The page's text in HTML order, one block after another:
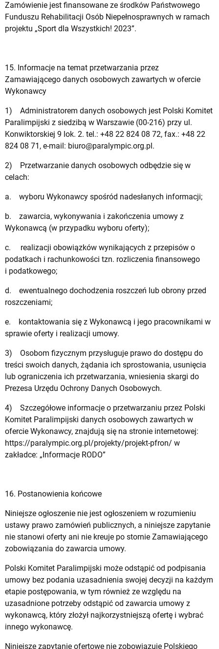
Zamówienie jest finansowane ze środków Państwowego
Funduszu Rehabilitacji Osób Niepełnosprawnych w ramach
projektu „Sport dla Wszystkich! 2023”.
15. Informacje na temat przetwarzania przez
Zamawiającego danych osobowych zawartych w ofercie
Wykonawcy
1) Administratorem danych osobowych jest Polski Komitet
Paralimpijski z siedzibą w Warszawie (00-216) przy ul.
Konwiktorskiej 9 lok. 2. tel.: +48 22 824 08 72, fax.: +48 22
824 08 71, e-mail: biuro@paralympic.org.pl.
2) Przetwarzanie danych osobowych odbędzie się w
celach:
a. wyboru Wykonawcy spośród nadesłanych informacji;
b. zawarcia, wykonywania i zakończenia umowy z
Wykonawcą (w przypadku wyboru oferty);
c. realizacji obowiązków wynikających z przepisów o
podatkach i rachunkowości tzn. rozliczenia finansowego
i podatkowego;
d. ewentualnego dochodzenia roszczeń lub obrony przed
roszczeniami;
e. kontaktowania się z Wykonawcą i jego pracownikami w
sprawie oferty i realizacji umowy.
3) Osobom fizycznym przysługuje prawo do dostępu do
treści swoich danych, żądania ich sprostowania, usunięcia
lub ograniczenia ich przetwarzania, wniesienia skargi do
Prezesa Urzędu Ochrony Danych Osobowych.
4) Szczegółowe informacje o przetwarzaniu przez Polski
Komitet Paralimpijski danych osobowych zawartych w
ofercie Wykonawcy, znajdują się na stronie internetowej:
https://paralympic.org.pl/projekty/projekt-pfron/ w
zakładce: „Informacje RODO”
16. Postanowienia końcowe
Niniejsze ogłoszenie nie jest ogłoszeniem w rozumieniu
ustawy prawo zamówień publicznych, a niniejsze zapytanie
nie stanowi oferty ani nie kreuje po stornie Zamawiającego
zobowiązania do zawarcia umowy.
Polski Komitet Paralimpijski może odstąpić od podpisania
umowy bez podania uzasadnienia swojej decyzji na każdym
etapie postępowania, w tym również ze względu na
uzasadnione potrzeby odstąpić od zawarcia umowy z
wykonawcą, który złożył najkorzystniejszą ofertę i wybrać
innego wykonawcę.
Niniejsze zapytanie ofertowe nie zobowiązuje Polskiego